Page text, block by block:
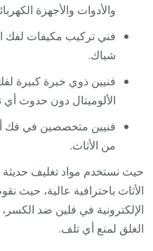
والأدوات والأجهزة
فني تركيب مكيفات لفك
شباك.
فنيين ذوي خبرة كبيرة
الألوميتال دون حدوث أي
فنيين متخصصين في فك
من الأثاث.
حيث نستخدم مواد تغليف حديثة
الأثاث باحترافية عالية، حيث
الإلكترونية في فلين ضد
الغلق لمنع أي تلف.